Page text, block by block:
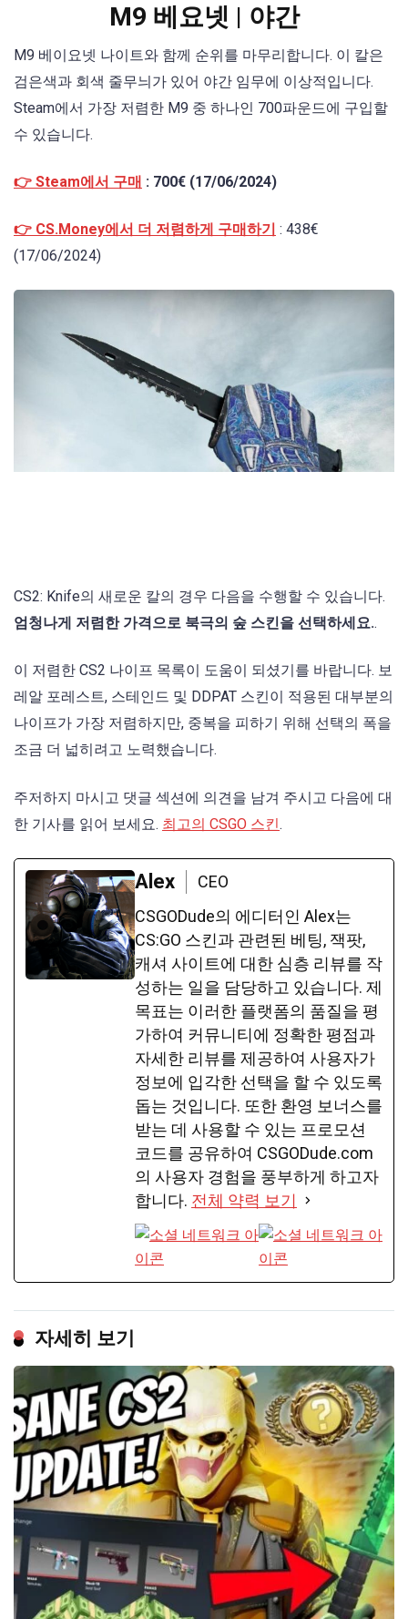
M9 베요넷 | 야간
M9 베이요넷 나이트와 함께 순위를 마무리합니다. 이 칼은
검은색과 회색 줄무늬가 있어 야간 임무에 이상적입니다.
Steam에서 가장 저렴한 M9 중 하나인 700파운드에 구입할
수 있습니다.
👉 Steam에서 구매 : 700€ (17/06/2024)
👉 CS.Money에서 더 저렴하게 구매하기 : 438€
(17/06/2024)
CS2: Knife의 새로운 칼의 경우 다음을 수행할 수 있습니다.
엄청나게 저렴한 가격으로 북극의 숲 스킨을 선택하세요..
이 저렴한 CS2 나이프 목록이 도움이 되셨기를 바랍니다. 보
레알 포레스트, 스테인드 및 DDPAT 스킨이 적용된 대부분의
나이프가 가장 저렴하지만, 중복을 피하기 위해 선택의 폭을
조금 더 넓히려고 노력했습니다.
주저하지 마시고 댓글 섹션에 의견을 남겨 주시고 다음에 대
한 기사를 읽어 보세요. 최고의 CSGO 스킨.
Alex
CEO
CSGODude의 에디터인 Alex는
CS:GO 스킨과 관련된 베팅, 잭팟,
캐셔 사이트에 대한 심층 리뷰를 작
성하는 일을 담당하고 있습니다. 제
목표는 이러한 플랫폼의 품질을 평
가하여 커뮤니티에 정확한 평점과
자세한 리뷰를 제공하여 사용자가
정보에 입각한 선택을 할 수 있도록
돕는 것입니다. 또한 환영 보너스를
받는 데 사용할 수 있는 프로모션
코드를 공유하여 CSGODude.com
의 사용자 경험을 풍부하게 하고자
합니다. 전체 약력 보기
자세히 보기